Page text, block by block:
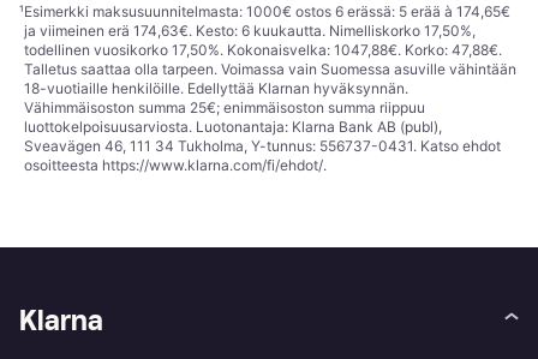
¹Esimerkki maksusuunnitelmasta: 1000€ ostos 6 erässä: 5 erää à 174,65€
ja viimeinen erä 174,63€. Kesto: 6 kuukautta. Nimelliskorko 17,50%,
todellinen vuosikorko 17,50%. Kokonaisvelka: 1047,88€. Korko: 47,88€.
Talletus saattaa olla tarpeen. Voimassa vain Suomessa asuville vähintään
18-vuotiaille henkilöille. Edellyttää Klarnan hyväksynnän.
Vähimmäisoston summa 25€; enimmäisoston summa riippuu
luottokelpoisuusarviosta. Luotonantaja: Klarna Bank AB (publ),
Sveavägen 46, 111 34 Tukholma, Y-tunnus: 556737-0431. Katso ehdot
osoitteesta https://www.klarna.com/fi/ehdot/.
Klarna